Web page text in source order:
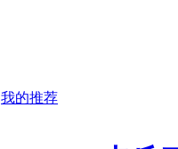
我的推荐